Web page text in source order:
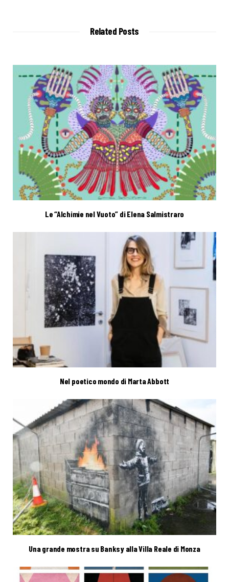
Related Posts
Le “Alchimie nel Vuoto” di Elena Salmistraro
Nel poetico mondo di Marta Abbott
Una grande mostra su Banksy alla Villa Reale di Monza